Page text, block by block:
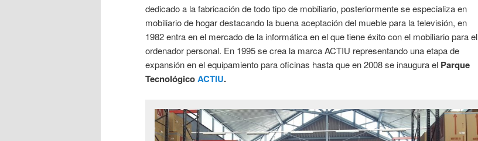
dedicado a la fabricación de todo tipo de mobiliario, posteriormente se especializa en
mobiliario de hogar destacando la buena aceptación del mueble para la televisión, en
1982 entra en el mercado de la informática en el que tiene éxito con el mobiliario para el
ordenador personal. En 1995 se crea la marca ACTIU representando una etapa de
expansión en el equipamiento para oficinas hasta que en 2008 se inaugura el Parque
TecnológicoACTIU.